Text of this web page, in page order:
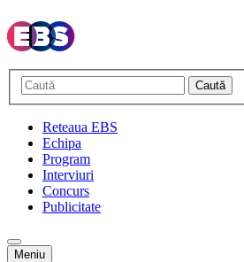
Caută
Reteaua EBS
Echipa
Program
Interviuri
Concurs
Publicitate
Meniu